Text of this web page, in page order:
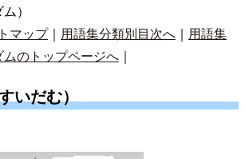
）
マップ｜ 用語集分類別目次へ
用語集
ムのトップページへ
いだむ）